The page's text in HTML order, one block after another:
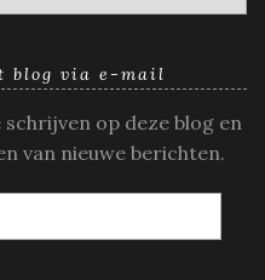
blog via e-mail
op deze blog en
van nieuwe berichten.